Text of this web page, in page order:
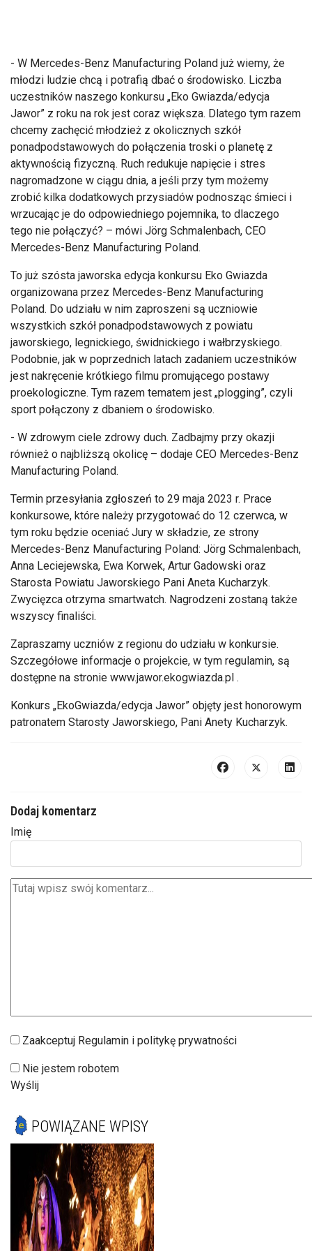
- W Mercedes-Benz Manufacturing Poland już wiemy, że
młodzi ludzie chcą i potrafią dbać o środowisko. Liczba
uczestników naszego konkursu „Eko Gwiazda/edycja
Jawor” z roku na rok jest coraz większa. Dlatego tym razem
chcemy zachęcić młodzież z okolicznych szkół
ponadpodstawowych do połączenia troski o planetę z
aktywnością fizyczną. Ruch redukuje napięcie i stres
nagromadzone w ciągu dnia, a jeśli przy tym możemy
zrobić kilka dodatkowych przysiadów podnosząc śmieci i
wrzucając je do odpowiedniego pojemnika, to dlaczego
tego nie połączyć? – mówi Jörg Schmalenbach, CEO
Mercedes-Benz Manufacturing Poland.
To już szósta jaworska edycja konkursu Eko Gwiazda
organizowana przez Mercedes-Benz Manufacturing
Poland. Do udziału w nim zaproszeni są uczniowie
wszystkich szkół ponadpodstawowych z powiatu
jaworskiego, legnickiego, świdnickiego i wałbrzyskiego.
Podobnie, jak w poprzednich latach zadaniem uczestników
jest nakręcenie krótkiego filmu promującego postawy
proekologiczne. Tym razem tematem jest „plogging”, czyli
sport połączony z dbaniem o środowisko.
- W zdrowym ciele zdrowy duch. Zadbajmy przy okazji
również o najbliższą okolicę – dodaje CEO Mercedes-Benz
Manufacturing Poland.
Termin przesyłania zgłoszeń to 29 maja 2023 r. Prace
konkursowe, które należy przygotować do 12 czerwca, w
tym roku będzie oceniać Jury w składzie, ze strony
Mercedes-Benz Manufacturing Poland: Jörg Schmalenbach,
Anna Leciejewska, Ewa Korwek, Artur Gadowski oraz
Starosta Powiatu Jaworskiego Pani Aneta Kucharzyk.
Zwycięzca otrzyma smartwatch. Nagrodzeni zostaną także
wszyscy finaliści.
Zapraszamy uczniów z regionu do udziału w konkursie.
Szczegółowe informacje o projekcie, w tym regulamin, są
dostępne na stronie www.jawor.ekogwiazda.pl .
Konkurs „EkoGwiazda/edycja Jawor” objęty jest honorowym
patronatem Starosty Jaworskiego, Pani Anety Kucharzyk.
Dodaj komentarz
Imię
Zaakceptuj Regulamin i politykę prywatności
Nie jestem robotem
Wyślij
POWIĄZANE WPISY